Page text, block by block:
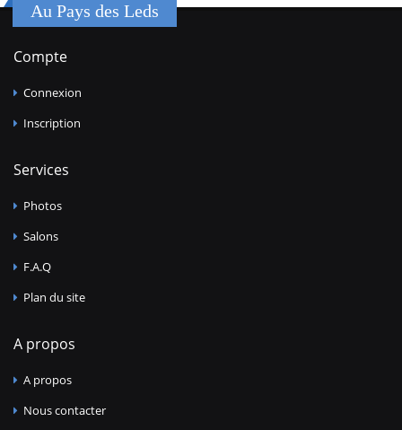
Au Pays des Leds
Compte
Connexion
Inscription
Services
Photos
Salons
F.A.Q
Plan du site
A propos
A propos
Nous contacter